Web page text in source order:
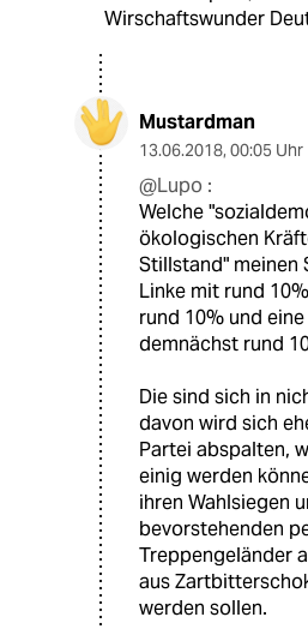
Wirschaftswunder
Mustardman
13.06.2018, 00:05 Uhr
@Lupo :
Welche
ökologischen
Stillstand" meinen
Linke mit rund
rund 10% und
demnächst rund
Die sind sich in
davon wird sich
Partei abspalten,
einig werden
ihren Wahlsiegen
bevorstehenden
Treppengeländer
aus
werden sollen.